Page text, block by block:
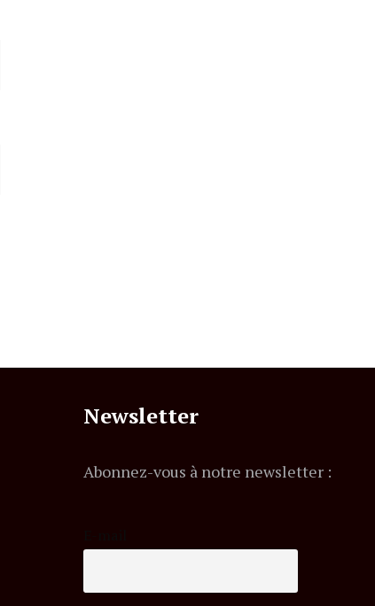
Newsletter
Abonnez-vous à notre newsletter :